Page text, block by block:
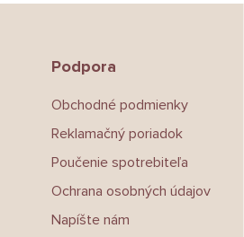
Podpora
Obchodné podmienky
Reklamačný poriadok
Poučenie spotrebiteľa
Ochrana osobných údajov
Napíšte nám